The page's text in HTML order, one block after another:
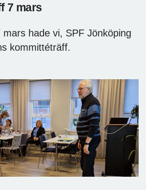
7 mars
mars hade vi, SPF Jönköping
kommittéträff.